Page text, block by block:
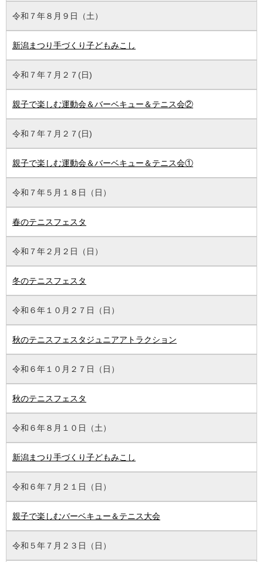
令和７年８月９日（土）
新潟まつり手づくり子どもみこし
令和７年７月２７(日)
親子で楽しむ運動会＆バーベキュー＆テニス会②
令和７年７月２７(日)
親子で楽しむ運動会＆バーベキュー＆テニス会①
令和７年５月１８日（日）
春のテニスフェスタ
令和７年２月２日（日）
冬のテニスフェスタ
令和６年１０月２７日（日）
秋のテニスフェスタジュニアアトラクション
令和６年１０月２７日（日）
秋のテニスフェスタ
令和６年８月１０日（土）
新潟まつり手づくり子どもみこし
令和６年７月２１日（日）
親子で楽しむバーベキュー＆テニス大会
令和５年７月２３日（日）